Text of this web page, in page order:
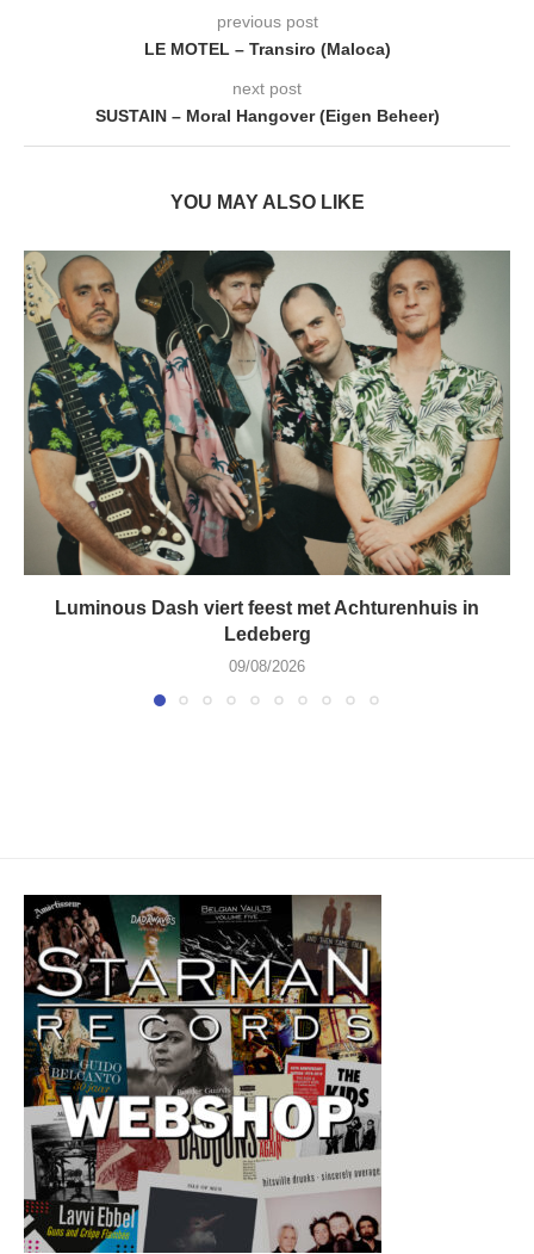
previous post
LE MOTEL – Transiro (Maloca)
next post
SUSTAIN – Moral Hangover (Eigen Beheer)
YOU MAY ALSO LIKE
Luminous Dash viert feest met Achturenhuis in
Ledeberg
09/08/2026